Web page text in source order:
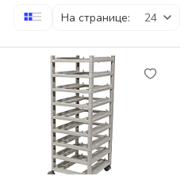
оплаты
под запрос
Шкрабо
На странице: